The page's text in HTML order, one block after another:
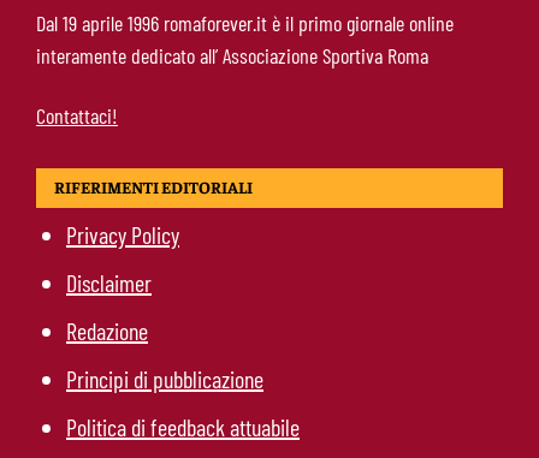
Roma-Molina, il colpo di D’Amico è geniale:
qualità ed esperienza a un prezzo da
occasione
Dal 19 aprile 1996 romaforever.it è il primo giornale online
interamente dedicato all’ Associazione Sportiva Roma
Contattaci!
RIFERIMENTI EDITORIALI
Privacy Policy
Disclaimer
Redazione
Principi di pubblicazione
Politica di feedback attuabile